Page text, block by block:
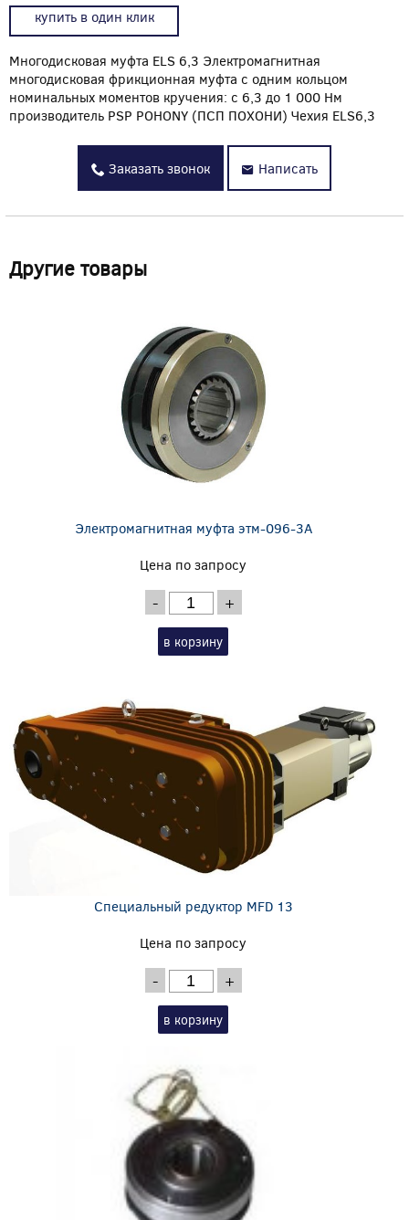
купить в один клик
Многодисковая муфта ELS 6,3 Электромагнитная
многодисковая фрикционная муфта с одним кольцом
номинальных моментов кручения: с 6,3 до 1 000 Нм
производитель PSP POHONY (ПСП ПОХОНИ) Чехия ELS6,3
Заказать звонок Написать
Другие товары
Электромагнитная муфта этм-096-3А
Цена по запросу
- +
в корзину
Специальный редуктор MFD 13
Цена по запросу
- +
в корзину